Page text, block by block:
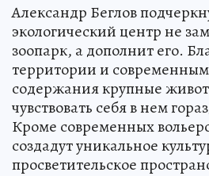
Александр Беглов
экологический центр не
зоопарк, а дополнит его.
территории и
содержания крупные
чувствовать себя в нем
Кроме современных
создадут уникальное
просветительское